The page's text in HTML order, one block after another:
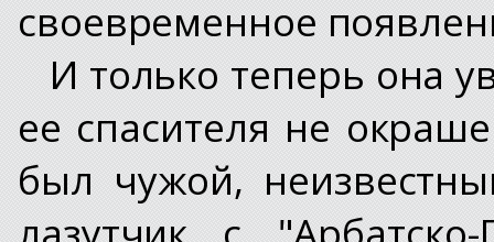
своевременное
И только теперь она
ее спасителя не
был чужой,